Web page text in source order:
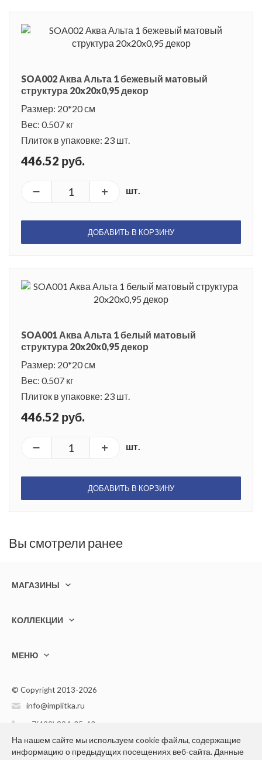
SOA002 Аква Альта 1 бежевый матовый
структура 20x20x0,95 декор
Размер: 20*20 см
Вес: 0.507 кг
Плиток в упаковке: 23 шт.
446.52 руб.
шт.
ДОБАВИТЬ В КОРЗИНУ
SOA001 Аква Альта 1 белый матовый
структура 20x20x0,95 декор
Размер: 20*20 см
Вес: 0.507 кг
Плиток в упаковке: 23 шт.
446.52 руб.
шт.
ДОБАВИТЬ В КОРЗИНУ
Вы смотрели ранее
МАГАЗИНЫ
КОЛЛЕКЦИИ
МЕНЮ
© Copyright 2013-2026
info@implitka.ru
+7(499) 394-05-40
На нашем сайте мы используем cookie файлы, содержащие
информацию о предыдущих посещениях веб-сайта. Данные